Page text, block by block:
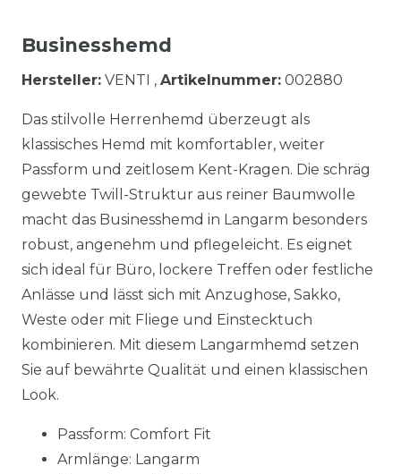
Businesshemd
Hersteller: VENTI , Artikelnummer: 002880
Das stilvolle Herrenhemd überzeugt als
klassisches Hemd mit komfortabler, weiter
Passform und zeitlosem Kent-Kragen. Die schräg
gewebte Twill-Struktur aus reiner Baumwolle
macht das Businesshemd in Langarm besonders
robust, angenehm und pflegeleicht. Es eignet
sich ideal für Büro, lockere Treffen oder festliche
Anlässe und lässt sich mit Anzughose, Sakko,
Weste oder mit Fliege und Einstecktuch
kombinieren. Mit diesem Langarmhemd setzen
Sie auf bewährte Qualität und einen klassischen
Look.
Passform: Comfort Fit
Armlänge: Langarm